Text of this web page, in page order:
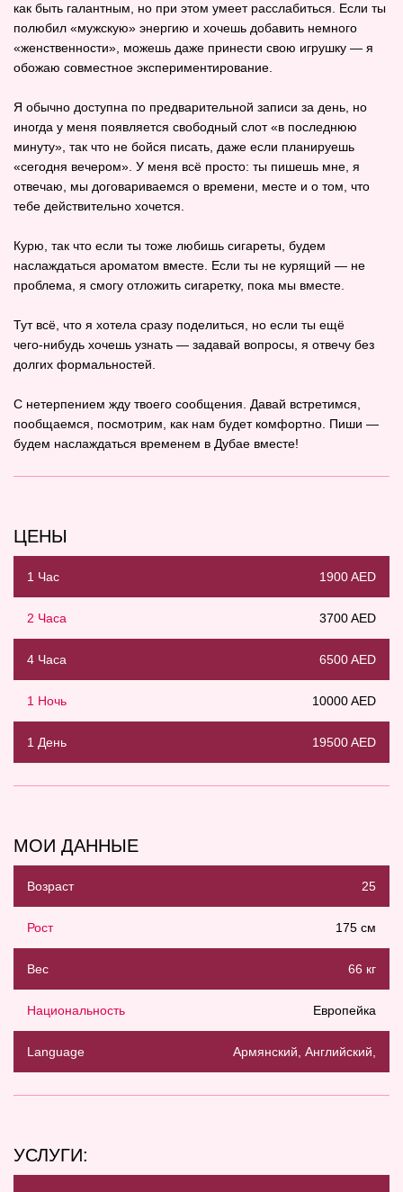
как быть галантным, но при этом умеет расслабиться. Если ты
полюбил «мужскую» энергию и хочешь добавить немного
«женственности», можешь даже принести свою игрушку — я
обожаю совместное экспериментирование.
Я обычно доступна по предварительной записи за день, но
иногда у меня появляется свободный слот «в последнюю
минуту», так что не бойся писать, даже если планируешь
«сегодня вечером». У меня всё просто: ты пишешь мне, я
отвечаю, мы договариваемся о времени, месте и о том, что
тебе действительно хочется.
Курю, так что если ты тоже любишь сигареты, будем
наслаждаться ароматом вместе. Если ты не курящий — не
проблема, я смогу отложить сигаретку, пока мы вместе.
Тут всё, что я хотела сразу поделиться, но если ты ещё
чего‑нибудь хочешь узнать — задавай вопросы, я отвечу без
долгих формальностей.
С нетерпением жду твоего сообщения. Давай встретимся,
пообщаемся, посмотрим, как нам будет комфортно. Пиши —
будем наслаждаться временем в Дубае вместе!
ЦЕНЫ
1 Час 1900 AED
2 Часа 3700 AED
4 Часа 6500 AED
1 Ночь 10000 AED
1 День 19500 AED
МОИ ДАННЫЕ
Возраст 25
Рост 175 см
Вес 66 кг
Национальность Европейка
Language Армянский, Английский,
УСЛУГИ: